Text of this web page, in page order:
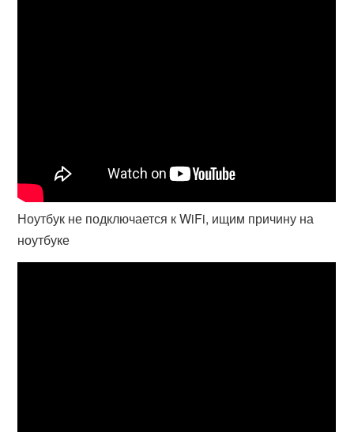
Ноутбук не подключается к WiFi, ищим причину на
ноутбуке